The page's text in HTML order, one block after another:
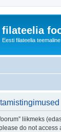
filateelia
Eesti filateelia
liikmeks
do not